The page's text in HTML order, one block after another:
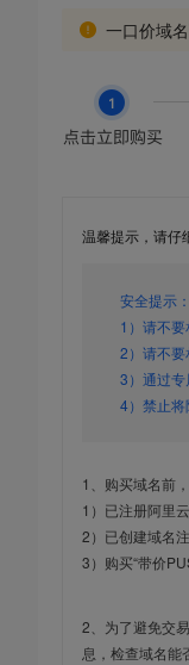
一口价域
温馨提示，请仔
安全提示：
1）请不
2）请不要
3）通过专
4）禁止将
1、购买域名前
1）已注册阿里
2）已创建域名
3）购买“带价
2、为了避免交
息，检查域名能